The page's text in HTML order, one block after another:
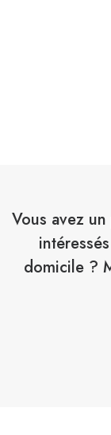
Vous avez
domicile ?